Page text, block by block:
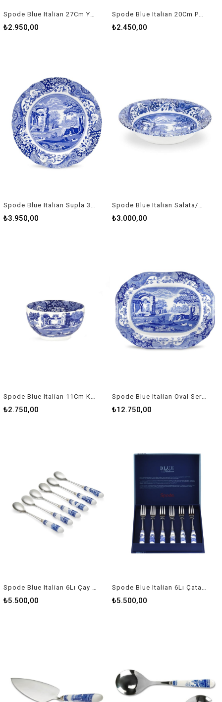
₺2.950,00 ₺2.450,00
Spode Blue Italian Supla 30Cm Rw Blı 0281
₺3.950,00
Spode Blue Italian Salata/Komposto Kasesi Rw Blı 0330
₺3.000,00
₺2.750,00 ₺12.750,00
Spode Blue Italian 6Lı Çay Kaşığı Seti Rw Blı 1101-X
₺5.500,00
Spode Blue Italian 6Lı Çatal Seti Rw Blı 1102-X
₺5.500,00